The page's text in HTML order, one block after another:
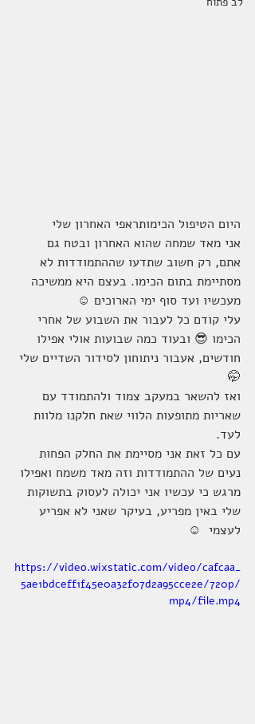
היום הטיפול הכימותראפי האחרון שלי
אני מאד שמחה שהוא האחרון ובטח גם
אתם, רק חשוב שתדעו שההתמודדות לא
מסתיימת בתום הכימו. בעצם היא ממשיכה
מעכשיו ועד סוף ימי הארוכים ☺
עלי קודם כל לעבור את השבוע של אחרי
הכימו 😎 ובעוד כמה שבועות אולי אפילו
חודשים, אעבור ניתוחון לסידור השדיים שלי
🤭
ואז להשאר במעקב צמוד ולהתמודד עם
שאריות מתופעות הלווי שאת חלקנו מלוות
לעד.
עם כל זאת אני מסיימת את החלק הפחות
נעים של ההתמודדות וזה מאד משמח ואפילו
מרגש כי עכשיו אני יכולה לעסוק בתשוקות
שלי באין מפריע, בעיקר שאני לא אפריע
לעצמי  ☺
https://video.wixstatic.com/video/cafcaa_
5ae1bdceff1f45e0a32f07d2a95cce2e/720p/
mp4/file.mp4